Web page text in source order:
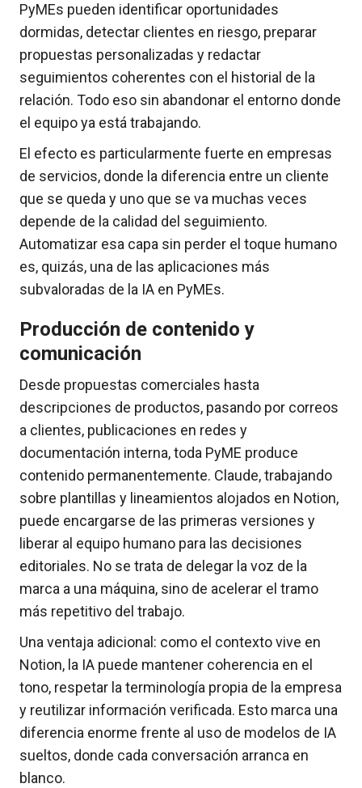
PyMEs pueden identificar oportunidades
dormidas, detectar clientes en riesgo, preparar
propuestas personalizadas y redactar
seguimientos coherentes con el historial de la
relación. Todo eso sin abandonar el entorno donde
el equipo ya está trabajando.
El efecto es particularmente fuerte en empresas
de servicios, donde la diferencia entre un cliente
que se queda y uno que se va muchas veces
depende de la calidad del seguimiento.
Automatizar esa capa sin perder el toque humano
es, quizás, una de las aplicaciones más
subvaloradas de la IA en PyMEs.
Producción de contenido y
comunicación
Desde propuestas comerciales hasta
descripciones de productos, pasando por correos
a clientes, publicaciones en redes y
documentación interna, toda PyME produce
contenido permanentemente. Claude, trabajando
sobre plantillas y lineamientos alojados en Notion,
puede encargarse de las primeras versiones y
liberar al equipo humano para las decisiones
editoriales. No se trata de delegar la voz de la
marca a una máquina, sino de acelerar el tramo
más repetitivo del trabajo.
Una ventaja adicional: como el contexto vive en
Notion, la IA puede mantener coherencia en el
tono, respetar la terminología propia de la empresa
y reutilizar información verificada. Esto marca una
diferencia enorme frente al uso de modelos de IA
sueltos, donde cada conversación arranca en
blanco.